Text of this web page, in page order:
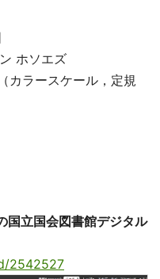
ホソエズ
カラースケール，定規
国立国会図書館デジタル
2542527